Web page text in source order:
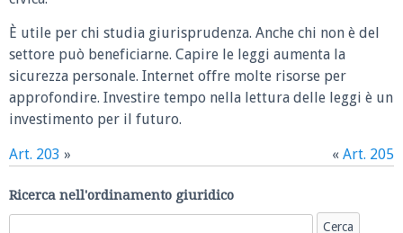
È utile per chi studia giurisprudenza. Anche chi non è del
settore può beneficiarne. Capire le leggi aumenta la
sicurezza personale. Internet offre molte risorse per
approfondire. Investire tempo nella lettura delle leggi è un
investimento per il futuro.
Art. 203 » « Art. 205
Ricerca nell'ordinamento giuridico